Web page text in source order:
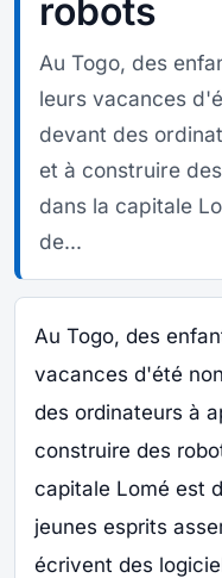
robots
Au Togo, des
leurs vacances
devant des
et à construire
dans la capitale
de...
Au Togo, des
vacances d'été
des ordinateurs à
construire des
capitale Lomé est
jeunes esprits
écrivent des